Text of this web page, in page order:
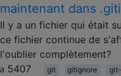
maintenant dans
Il y a un fichier qui était
ce fichier continue de
l'oublier complètement?
5407
git gitignore